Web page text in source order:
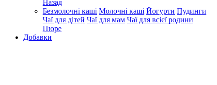
Назад
Безмолочні каші Молочні каші Йогурти Пудинги
Чаї для дітей Чаї для мам Чаї для всієї родини
Пюре
Добавки